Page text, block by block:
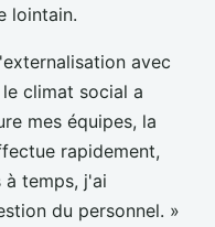
lointain.
avec
climat social a
mes équipes, la
rapidement,
à temps, j'ai
du personnel. »